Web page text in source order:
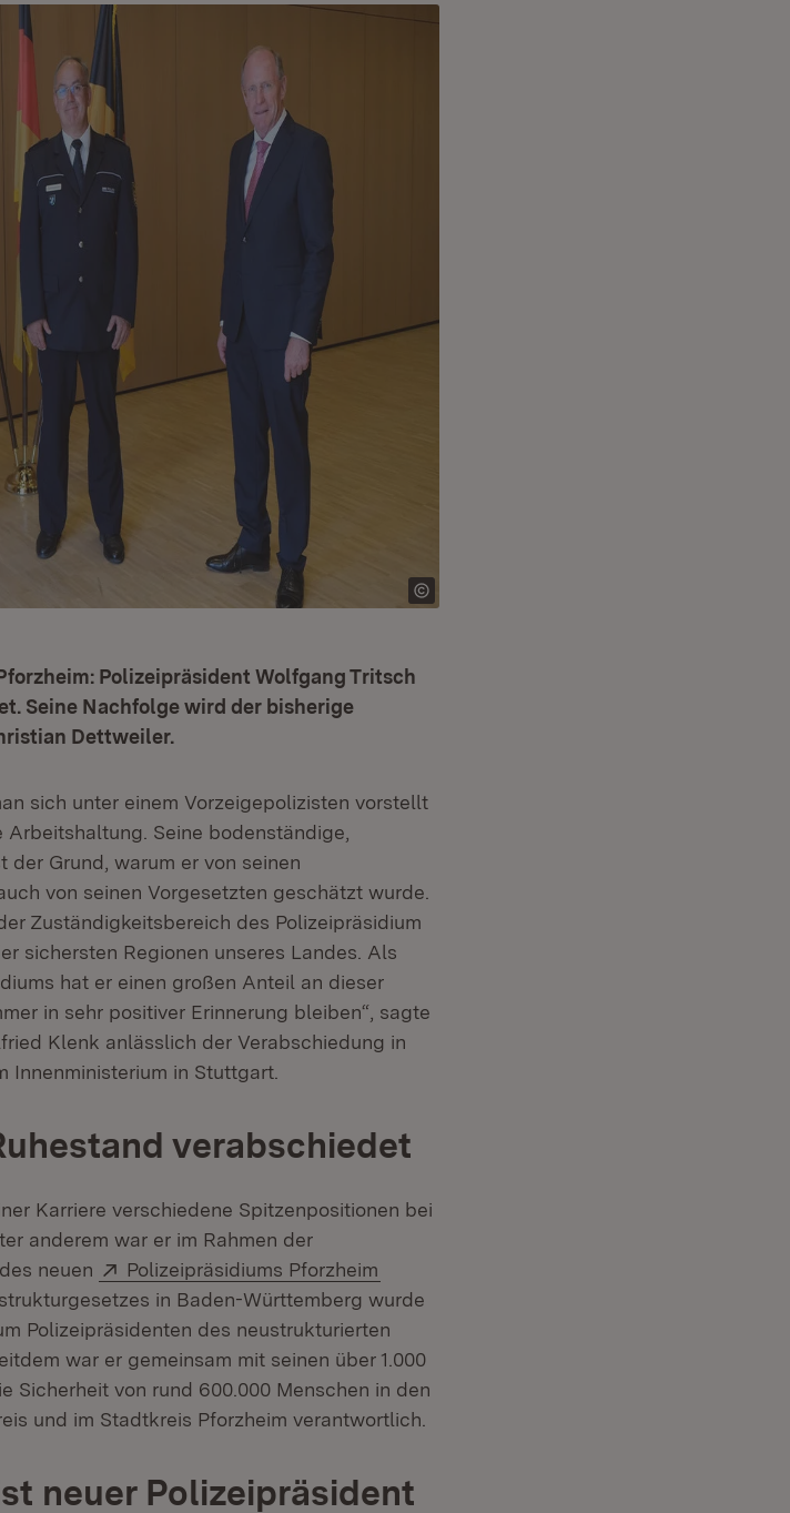
Polizeipräsident Wolfgang Tritsch
Seine Nachfolge wird der bisherige
Dettweiler.
sich unter einem Vorzeigepolizisten vorstellt
Seine bodenständige,
Grund, warum er von seinen
von seinen Vorgesetzten geschätzt wurde.
Zuständigkeitsbereich des Polizeipräsidium
sichersten Regionen unseres Landes. Als
hat er einen großen Anteil an dieser
in sehr positiver Erinnerung bleiben“, sagte
Klenk anlässlich der Verabschiedung in
Innenministerium in Stuttgart.
verabschiedet
Karriere verschiedene Spitzenpositionen bei
in neuem Fenster)
anderem war er im Rahmen der
neuen
Extern:
Polizeipräsidiums Pforzheim
in Baden-Württemberg wurde
Polizeipräsidenten des neustrukturierten
war er gemeinsam mit seinen über 1.000
Sicherheit von rund 600.000 Menschen in den
und im Stadtkreis Pforzheim verantwortlich.
neuer Polizeipräsident